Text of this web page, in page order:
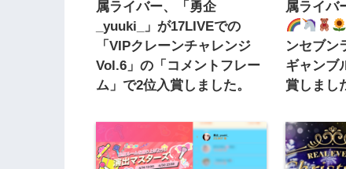
属ライバー、「勇企
_yuuki_」が17LIVEでの
「VIPクレーンチャレンジ
Vol.6」の「コメントフレー
ム」で2位入賞しました。
属ライバ
ンセブン
ギャンブ
賞しまし